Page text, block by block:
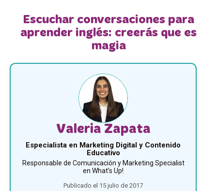
Escuchar conversaciones para
aprender inglés: creerás que es
magia
Valeria Zapata
Especialista en Marketing Digital y Contenido
Educativo
Responsable de Comunicación y Marketing Specialist
en What’s Up!
Publicado el 15 julio de 2017